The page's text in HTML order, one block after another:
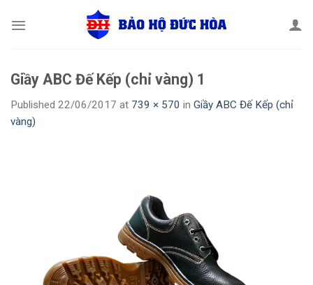
Giầy ABC Đế Kếp (chỉ vàng) 1
Published 22/06/2017 at 739 × 570 in Giầy ABC Đế Kếp (chỉ
vàng)